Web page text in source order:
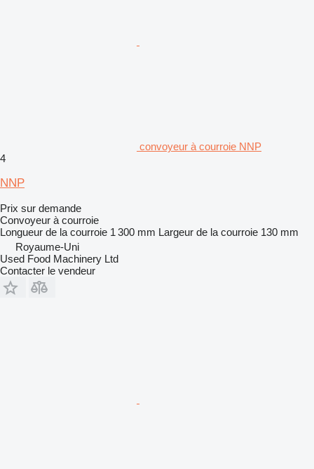
convoyeur à courroie NNP
4
NNP
Prix sur demande
Convoyeur à courroie
Longueur de la courroie 1 300 mm Largeur de la courroie 130 mm
Royaume-Uni
Used Food Machinery Ltd
Contacter le vendeur